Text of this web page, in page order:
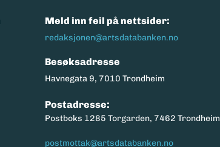
Meld inn feil på nettsider:
redaksjonen@artsdatabanken.no
Besøksadresse
Havnegata 9, 7010 Trondheim
Postadresse:
Postboks 1285 Torgarden, 7462 Trondheim
postmottak@artsdatabanken.no